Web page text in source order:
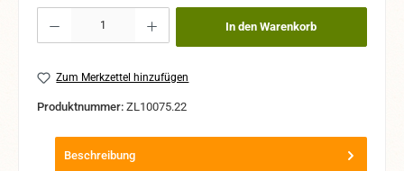
Produkt Anzahl: Gib den gewünschten Wert ein oder benutze die Schaltflächen
In den Warenkorb
Zum Merkzettel hinzufügen
Produktnummer: ZL10075.22
Beschreibung